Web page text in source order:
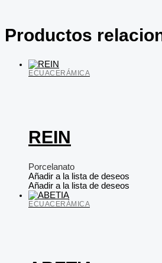
Productos
ECUACERÁMICA
REIN
Porcelanato
Añadir a la lista de deseos
Añadir a la lista de deseos
ECUACERÁMICA